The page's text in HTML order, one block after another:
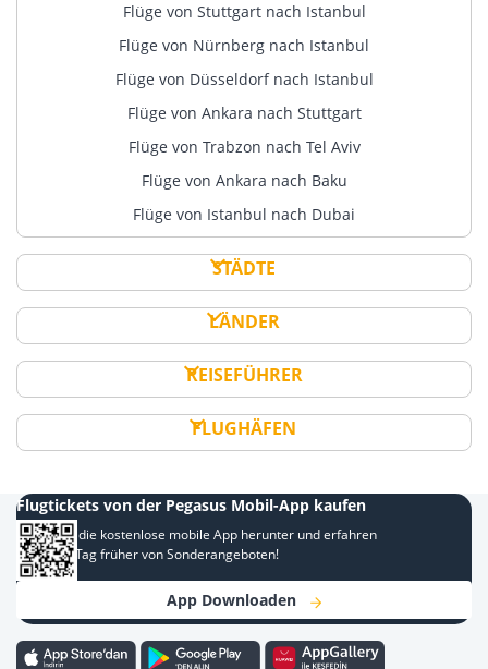
Flüge von Stuttgart nach Istanbul
Flüge von Nürnberg nach Istanbul
Flüge von Düsseldorf nach Istanbul
Flüge von Ankara nach Stuttgart
Flüge von Trabzon nach Tel Aviv
Flüge von Ankara nach Baku
Flüge von Istanbul nach Dubai
STÄDTE
LÄNDER
REISEFÜHRER
FLUGHÄFEN
Flugtickets von der Pegasus Mobil-App kaufen
Laden Sie die kostenlose mobile App herunter und erfahren
Sie einen Tag früher von Sonderangeboten!
App Downloaden